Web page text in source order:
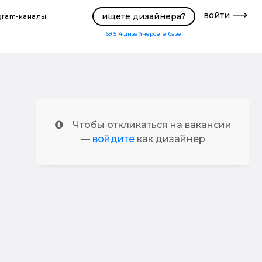
каналы ищете дизайнера?
69 514 дизайнеров в базе
войти
Чтобы откликаться на вакансии
— войдите как дизайнер